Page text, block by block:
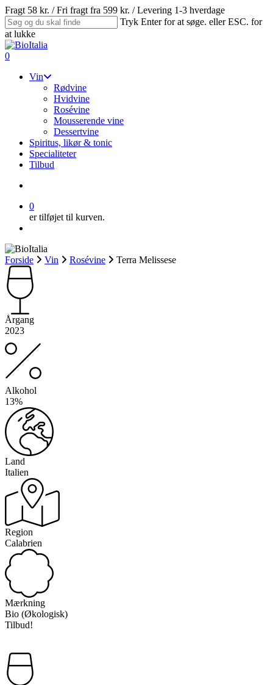
Skip
to
main
content
Fragt 58 kr. / Fri fragt fra 599 kr. / Levering 1-3 hverdage
Tryk Enter for at søge. eller ESC. for
at lukke
Close
Search
search
0
Vin
Rødvine
Hvidvine
Rosévine
Mousserende vine
Dessertvine
Spiritus, likør & tonic
Specialiteter
Tilbud
0
er tilføjet til kurven.
Forside Vin Rosévine Terra Melissese
Årgang
2023
Alkohol
13%
Land
Italien
Region
Calabrien
Mærkning
Bio (Økologisk)
Tilbud!